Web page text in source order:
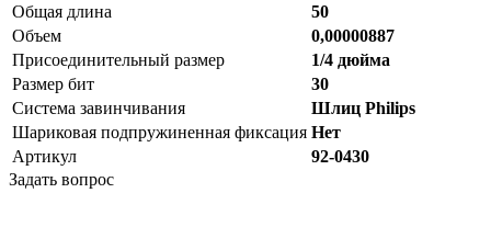
Общая длина
50
Объем
0,00000887
Присоединительный размер
1/4 дюйма
Размер бит
30
Система завинчивания
Шлиц Philips
Шариковая подпружиненная фиксация Нет
Артикул
92-0430
Задать вопрос